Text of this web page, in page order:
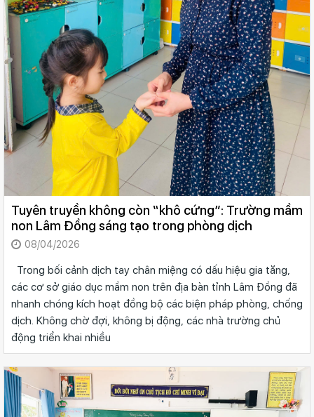
Tuyên truyền không còn “khô cứng”: Trường mầm
non Lâm Đồng sáng tạo trong phòng dịch
08/04/2026
Trong bối cảnh dịch tay chân miệng có dấu hiệu gia tăng,
các cơ sở giáo dục mầm non trên địa bàn tỉnh Lâm Đồng đã
nhanh chóng kích hoạt đồng bộ các biện pháp phòng, chống
dịch. Không chờ đợi, không bị động, các nhà trường chủ
động triển khai nhiều